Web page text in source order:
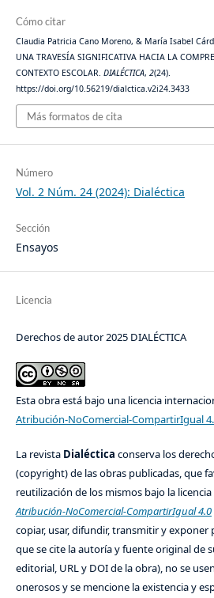
Cómo citar
Claudia Patricia Cano Moreno, & María Isabel
UNA TRAVESÍA SIGNIFICATIVA HACIA LA
CONTEXTO ESCOLAR. DIALÉCTICA, 2(24).
https://doi.org/10.56219/dialctica.v2i24.3433
Más formatos de cita
Número
Vol. 2 Núm. 24 (2024): Dialéctica
Sección
Ensayos
Licencia
Derechos de autor 2025 DIALÉCTICA
Esta obra está bajo una licencia
Atribución-NoComercial-CompartirIgual
La revista Dialéctica conserva los
(copyright) de las obras publicadas, que
reutilización de los mismos bajo la licencia
Atribución-NoComercial-CompartirIgual 4.0
copiar, usar, difundir, transmitir y
que se cite la autoría y fuente original de
editorial, URL y DOI de la obra), no se
onerosos y se mencione la existencia y